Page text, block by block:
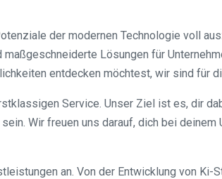
der modernen Technologie voll
Lösungen für
entdecken möchtest, wir sind für
Service. Unser Ziel ist es, dir
Wir freuen uns darauf, dich bei deinem
an. Von der Entwicklung von Ki-